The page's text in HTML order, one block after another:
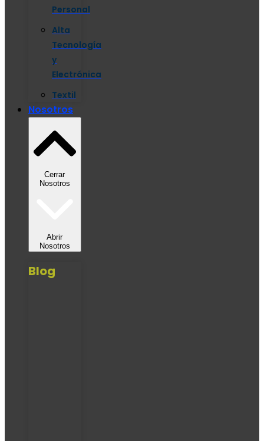
Personal
Alta
Tecnología
y
Electrónica
Textil
Nosotros
Cerrar
Nosotros
Abrir
Nosotros
Blog